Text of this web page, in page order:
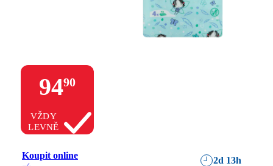
9490
VŽDY
LEVNĚ
Koupit online 2d 13h